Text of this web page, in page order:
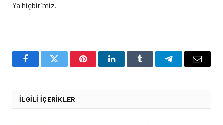
Ya hiçbirimiz.
FacebookTwitter PinterestLinkedInTumblr TelegramEmail
İLGILI İÇERIKLER